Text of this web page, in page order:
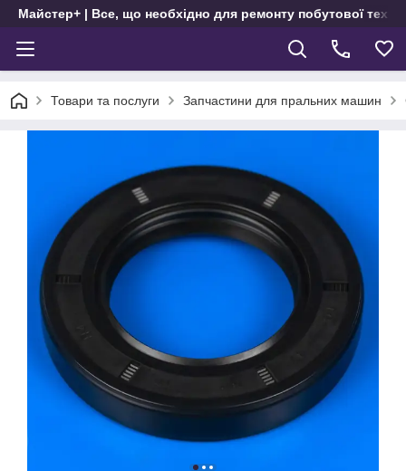
Майстер+ | Все, що необхідно для ремонту побутової
Товари та послуги Запчастини для пральних машин